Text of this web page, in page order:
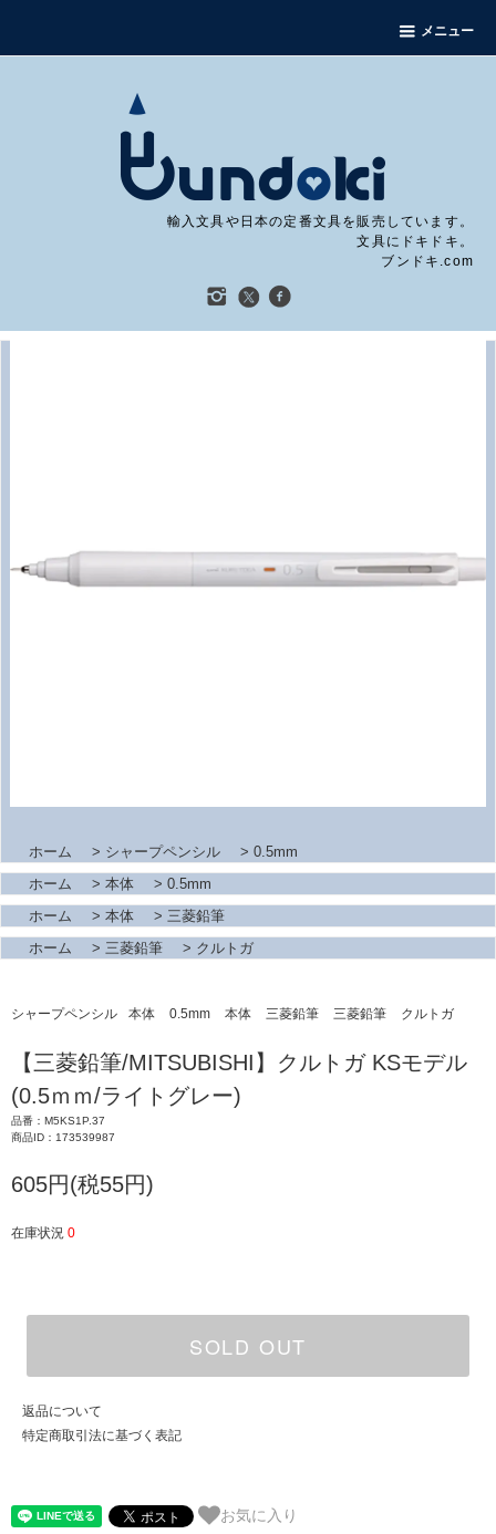
メニュー
輸入文具や日本の定番文具を販売しています。
文具にドキドキ。
ブンドキ.com
ホーム > シャープペンシル > 0.5mm
ホーム
> 本体 > 0.5mm
ホーム
> 本体 > 三菱鉛筆
ホーム
> 三菱鉛筆 > クルトガ
シャープペンシル 本体 0.5mm 本体 三菱鉛筆 三菱鉛筆 クルトガ
【三菱鉛筆/MITSUBISHI】クルトガ KSモデル
(0.5ｍｍ/ライトグレー)
品番：M5KS1P.37
商品ID：173539987
605円(税55円)
在庫状況 0
SOLD OUT
返品について
特定商取引法に基づく表記
お気に入り